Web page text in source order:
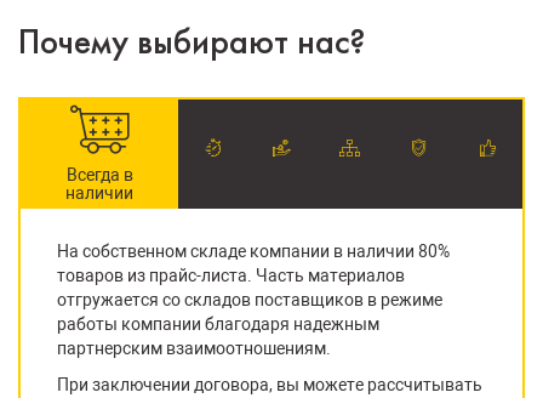
Почему выбирают нас?
Всегда в
наличии
На собственном складе компании в наличии 80%
товаров из прайс-листа. Часть материалов
отгружается со складов поставщиков в режиме
работы компании благодаря надежным
партнерским взаимоотношениям.
При заключении договора, вы можете рассчитывать